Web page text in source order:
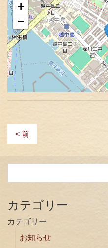
+
−
< 前
カテゴリー
カテゴリー
お知らせ